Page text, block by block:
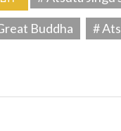
Buddha
#